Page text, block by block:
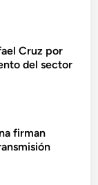
Cruz por
del sector
firman